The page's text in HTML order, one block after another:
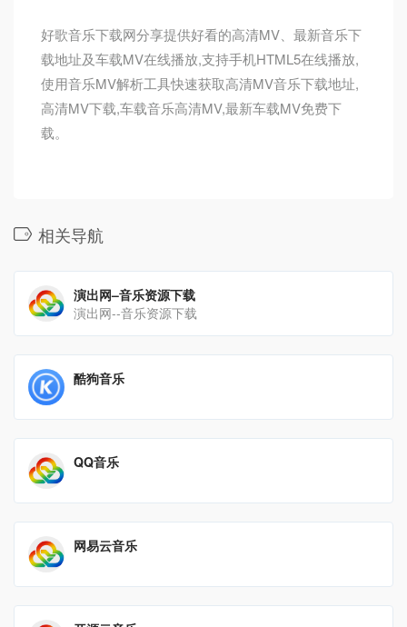
好歌音乐下载网分享提供好看的高清MV、最新音乐下
载地址及车载MV在线播放,支持手机HTML5在线播放,
使用音乐MV解析工具快速获取高清MV音乐下载地址,
高清MV下载,车载音乐高清MV,最新车载MV免费下
载。
相关导航
演出网–音乐资源下载
演出网--音乐资源下载
酷狗音乐
QQ音乐
网易云音乐